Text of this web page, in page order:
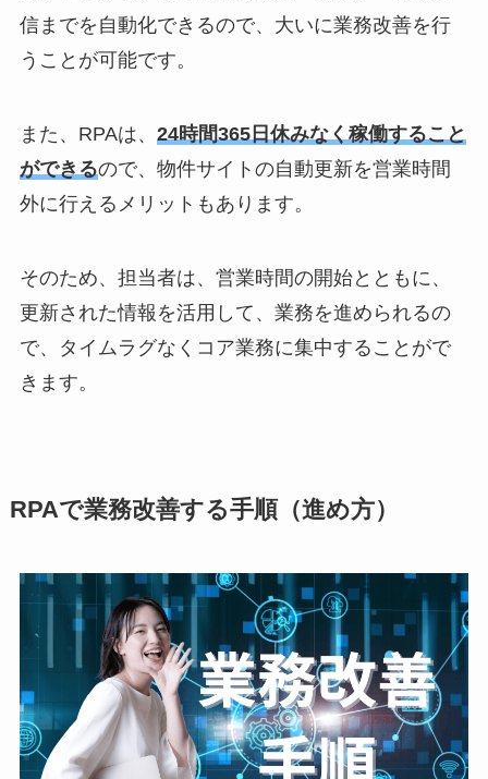
信までを自動化できるので、大いに業務改善を行
うことが可能です。
また、RPAは、 24時間365日休みなく稼働すること
ができるので、物件サイトの自動更新を営業時間
外に行えるメリットもあります。
そのため、担当者は、営業時間の開始とともに、
更新された情報を活用して、業務を進められるの
で、タイムラグなくコア業務に集中することがで
きます。
RPAで業務改善する手順（進め方）